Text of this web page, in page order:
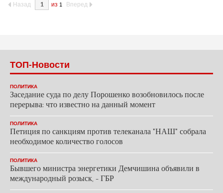
Назад из 1 Вперед
ТОП-Новости
ПОЛИТИКА
Заседание суда по делу Порошенко возобновилось после
перерыва: что известно на данный момент
ПОЛИТИКА
Петиция по санкциям против телеканала "НАШ" собрала
необходимое количество голосов
ПОЛИТИКА
Бывшего министра энергетики Демчишина объявили в
международный розыск, - ГБР